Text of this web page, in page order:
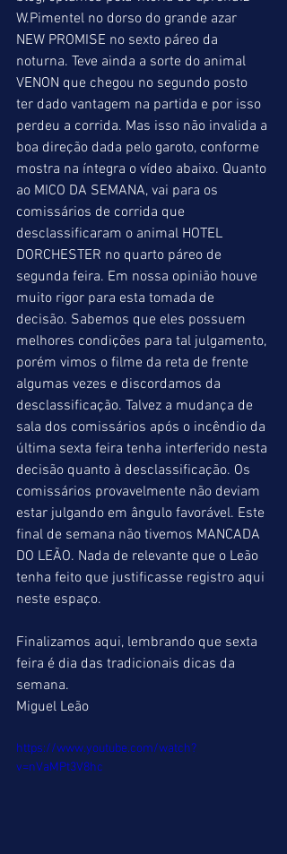
W.Pimentel no dorso do grande azar
NEW PROMISE no sexto páreo da
noturna. Teve ainda a sorte do animal
VENON que chegou no segundo posto
ter dado vantagem na partida e por isso
perdeu a corrida. Mas isso não invalida a
boa direção dada pelo garoto, conforme
mostra na íntegra o vídeo abaixo. Quanto
ao MICO DA SEMANA, vai para os
comissários de corrida que
desclassificaram o animal HOTEL
DORCHESTER no quarto páreo de
segunda feira. Em nossa opinião houve
muito rigor para esta tomada de
decisão. Sabemos que eles possuem
melhores condições para tal julgamento,
porém vimos o filme da reta de frente
algumas vezes e discordamos da
desclassificação. Talvez a mudança de
sala dos comissários após o incêndio da
última sexta feira tenha interferido nesta
decisão quanto à desclassificação. Os
comissários provavelmente não deviam
estar julgando em ângulo favorável. Este
final de semana não tivemos MANCADA
DO LEÃO. Nada de relevante que o Leão
tenha feito que justificasse registro aqui
neste espaço.
Finalizamos aqui, lembrando que sexta
feira é dia das tradicionais dicas da
semana.
Miguel Leão
https://www.youtube.com/watch?
v=nVaMPt3V8hc